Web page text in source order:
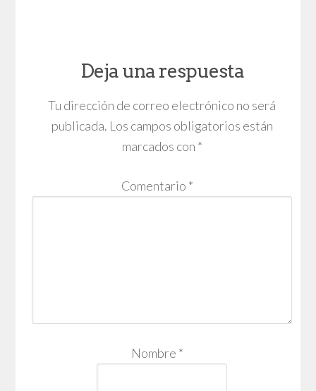
Deja una respuesta
Tu dirección de correo electrónico no será
publicada. Los campos obligatorios están
marcados con *
Comentario *
Nombre *